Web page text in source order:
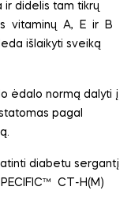
ir didelis tam tikrų
vitaminų A, E ir
B
išlaikyti sveiką
ėdalo normą dalyti į
pagal
diabetu sergantį
CT-H(M)